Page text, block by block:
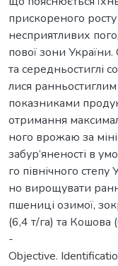
прискореного росту
несприятливих
пової зони
та середньостиглі
лися
показниками
отримання
ного врожаю за
забур’яненості в
го північного степу
но вирощувати
пшениці озимої,
(6,4 т/га) та Кошова
-
Objective.